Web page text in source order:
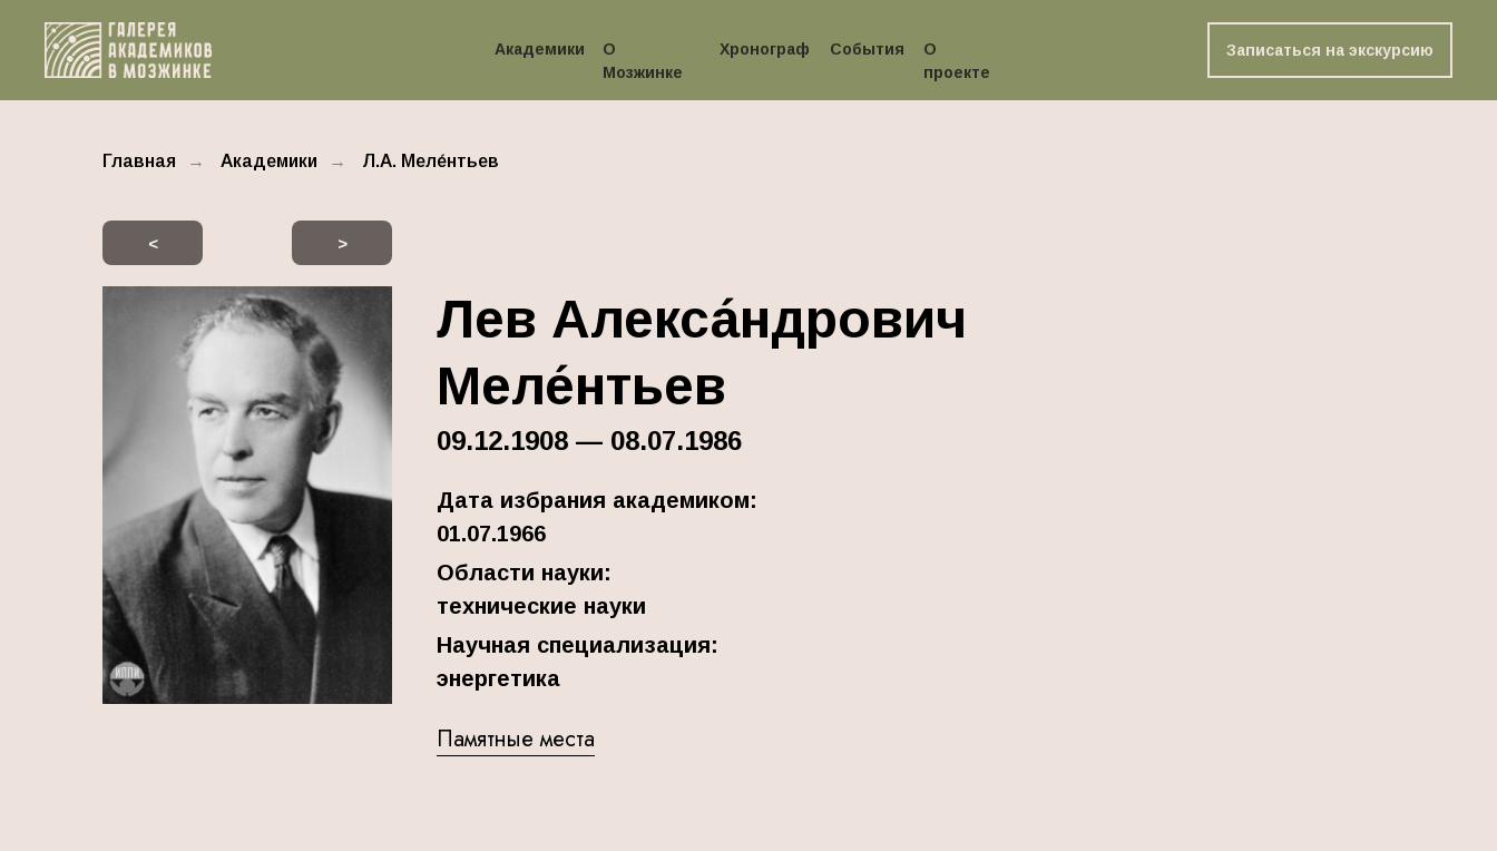
События
О
проекте
О
Мозжинке
Хронограф
Академики Записаться на экскурсию
Главная → Академики → Л.А. Меле́нтьев
>
<
Памятные места
Научная специализация:
энергетика
Области науки:
технические науки
Дата избрания академиком:
01.07.1966
09.12.1908 — 08.07.1986
Лев Алекса́ндрович
Меле́нтьев